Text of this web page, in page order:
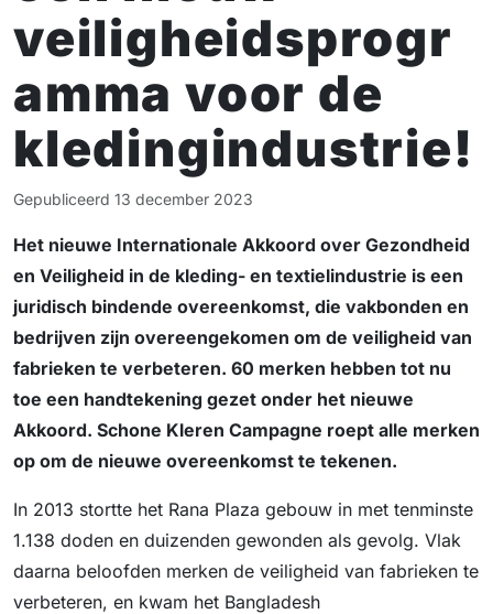
veiligheidsprogr
amma voor de
kledingindustrie!
Gepubliceerd 13 december 2023
Het nieuwe Internationale Akkoord over Gezondheid
en Veiligheid in de kleding- en textielindustrie is een
juridisch bindende overeenkomst, die vakbonden en
bedrijven zijn overeengekomen om de veiligheid van
fabrieken te verbeteren. 60 merken hebben tot nu
toe een handtekening gezet onder het nieuwe
Akkoord. Schone Kleren Campagne roept alle merken
op om de nieuwe overeenkomst te tekenen.
In 2013 stortte het Rana Plaza gebouw in met tenminste
1.138 doden en duizenden gewonden als gevolg. Vlak
daarna beloofden merken de veiligheid van fabrieken te
verbeteren, en kwam het Bangladesh